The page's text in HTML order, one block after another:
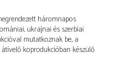
háromnapos
ukrajnai és szerbiai
mutatkoznak be, a
koprodukcióban készülő